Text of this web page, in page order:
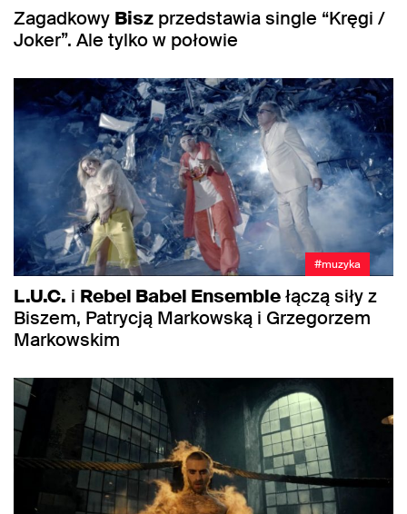
Zagadkowy Bisz przedstawia single “Kręgi /
Joker”. Ale tylko w połowie
#muzyka
L.U.C. i Rebel Babel Ensemblełączą siły z
Biszem, Patrycją Markowską i Grzegorzem
Markowskim